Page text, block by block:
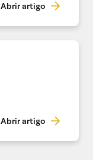
Abrir artigo
Abrir artigo